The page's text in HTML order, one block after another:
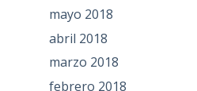
mayo 2018
abril 2018
marzo 2018
febrero 2018